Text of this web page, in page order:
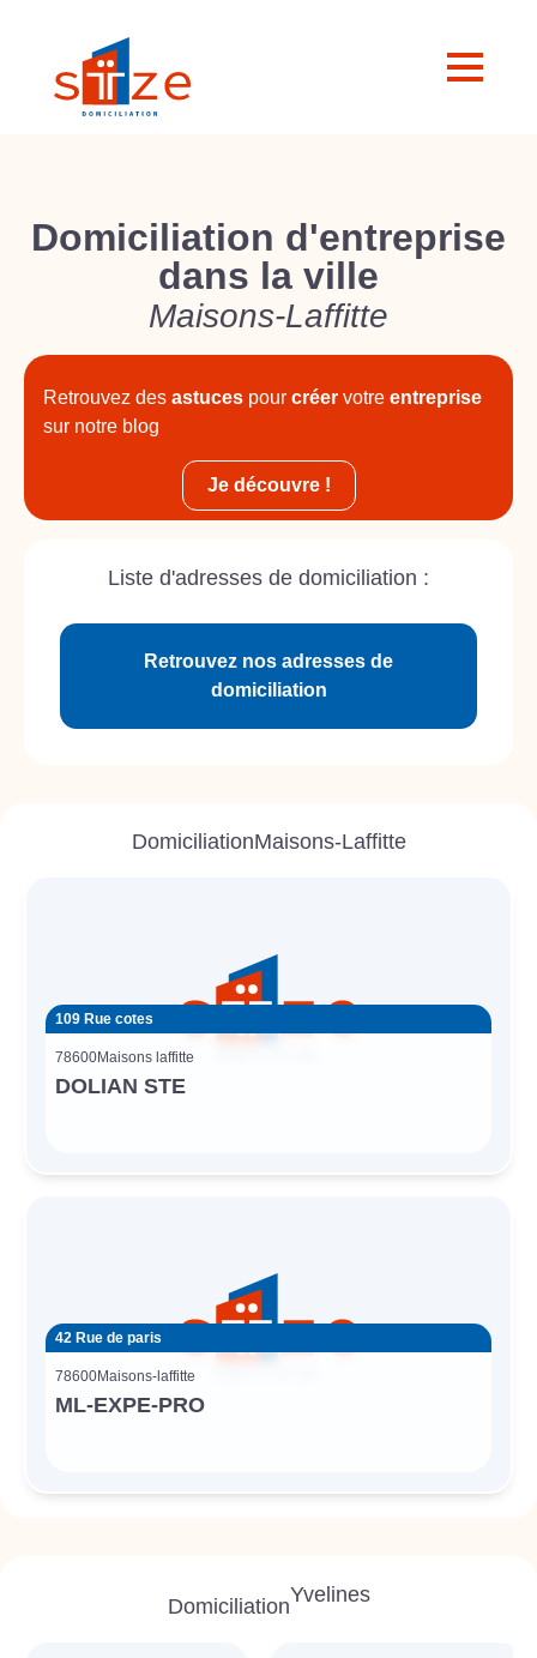
Domiciliation d'entreprise
dans la ville
Maisons-Laffitte
Retrouvez des astuces pour créer votre entreprise
sur notre blog
Je découvre !
Liste d'adresses de domiciliation :
Retrouvez nos adresses de
domiciliation
DomiciliationMaisons-Laffitte
109 Rue cotes
78600Maisons laffitte
DOLIAN STE
42 Rue de paris
78600Maisons-laffitte
ML-EXPE-PRO
DomiciliationYvelines